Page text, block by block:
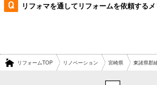
リフォマを通してリフォームを依頼するメ
リフォームTOP リノベーション 宮崎県 東諸県郡